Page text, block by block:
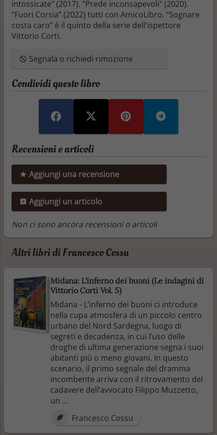
intossicate" (2017). "Prede inconsapevoli" (2020).
“Fuori Corsia” (2022) tutti con AmicoLibro. “Sognare
costa caro” è il quinto della serie dell'ispettore
Vittorio Corti.
Segnala o richiedi rimozione
Condividi questo libro
Recensioni e articoli
Aggiungi una recensione
Aggiungi un articolo
Non ci sono ancora recensioni o articoli
Altri libri di Francesco Cossu
Midana: L'inferno dei buoni (Le indagini di
Vittorio Corti Vol. 5)
Midana - L’inferno dei buoni ci introduce
nella cupa atmosfera di un piccolo centro
urbano del Nord Sardegna, luogo di
segreti e decadenza, in cui l’uso delle
droghe di ultima generazione segna i suoi
abitanti più o meno giovani. In questo
scenario, il primo segnale del dramma
incombente arriva con il ritrovamento del
cadavere dell’avvocato Filippo Muzzetto,
un ...
Francesco Cossu